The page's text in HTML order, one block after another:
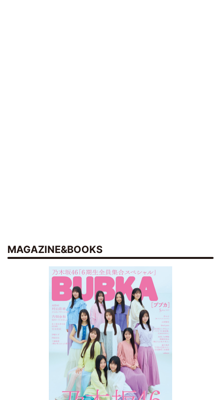
MAGAZINE&BOOKS